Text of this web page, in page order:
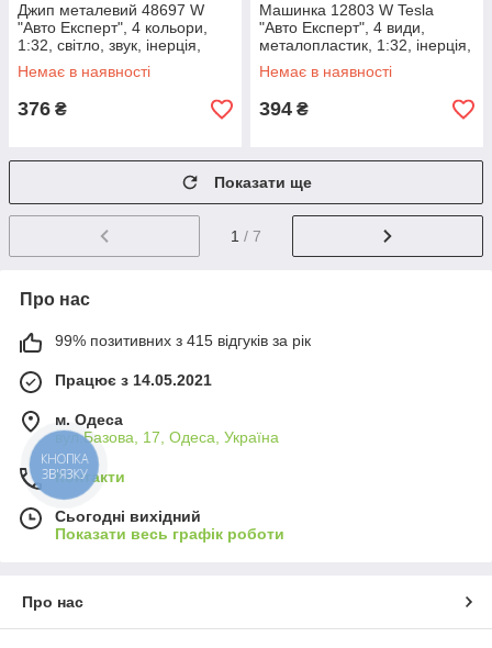
Джип металевий 48697 W
"Авто Експерт", 4 кольори,
1:32, світло, звук, інерція,
відчиняються двері,
багажник,
Немає в наявності
376 ₴
Машинка 12803 W Tesla
"Авто Експерт", 4 види,
металопластик, 1:32, інерція,
світло, звук, відчиняються
двері,
Немає в наявності
394 ₴
Показати ще
1 / 7
Про нас
99% позитивних з 415 відгуків за рік
Працює з 14.05.2021
м. Одеса
вул.Базова, 17, Одеса, Україна
Контакти
Сьогодні вихідний
Показати весь графік роботи
Про нас
КНОПКА
ЗВ'ЯЗКУ